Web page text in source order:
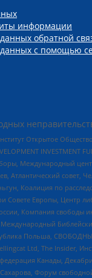
информации
обратной
с помощью
Открытое
INVESTMENT
Международный
Атлантический
Коалиция по
Совете Европы, Центр
Компания свободы
Польша,
Ltd, The Insider,
Канады,
Форум